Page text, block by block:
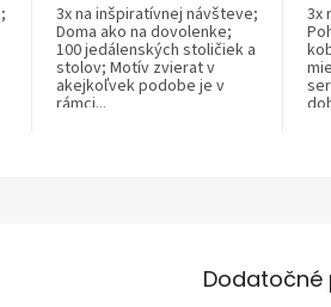
3x na inšpiratívnej návšteve;
Doma ako na dovolenke;
100 jedálenských stoličiek a
stolov; Motív zvierat v
akejkoľvek podobe je v
rámci...
3x